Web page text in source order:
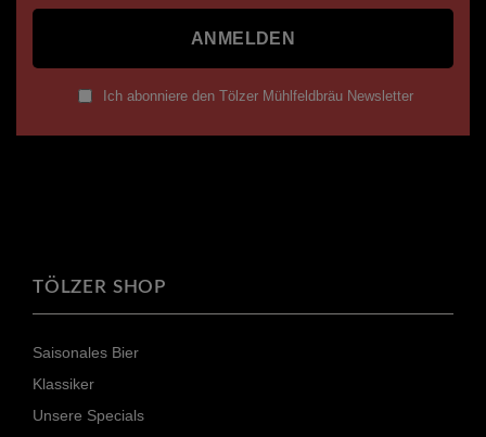
ANMELDEN
Ich abonniere den Tölzer Mühlfeldbräu Newsletter
TÖLZER SHOP
Saisonales Bier
Klassiker
Unsere Specials